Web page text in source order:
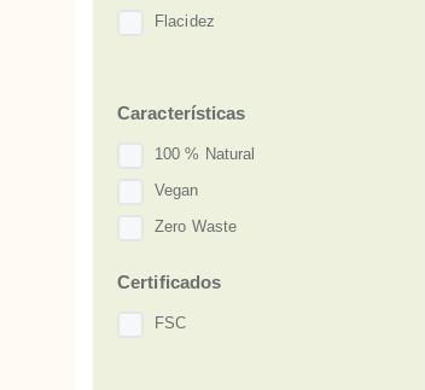
Flacidez
Características
100 % Natural
Vegan
Zero Waste
Certificados
FSC